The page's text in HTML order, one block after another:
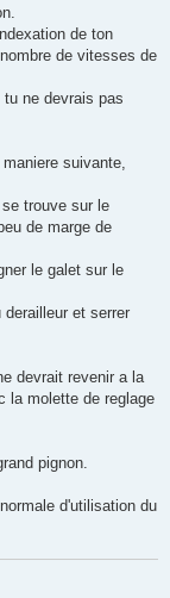
de ton
de vitesses de
ne devrais pas
suivante,
trouve sur le
de marge de
le galet sur le
et serrer
devrait revenir a la
la molette de reglage
pignon.
d'utilisation du